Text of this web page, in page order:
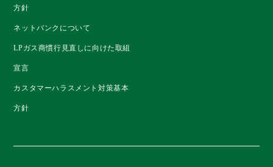
方針
ネットバンクについて
LPガス商慣行見直しに向けた取組
宣言
カスタマーハラスメント対策基本
方針